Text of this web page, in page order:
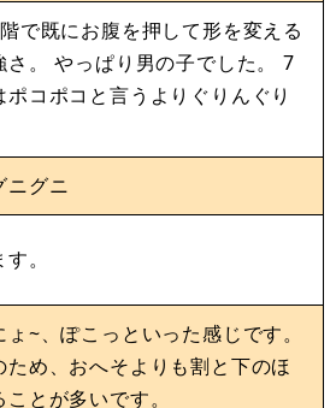
で既にお腹を押して形を変える
さ。 やっぱり男の子でした。 7
ポコポコと言うよりぐりんぐり
ニグニ
。
ょ~、ぽこっといった感じです。
ため、おへそよりも割と下のほ
とが多いです。